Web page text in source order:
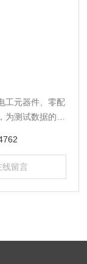
工元器件、零配
测试数据的准
制器，结构一
湿度均匀，避免
线留言